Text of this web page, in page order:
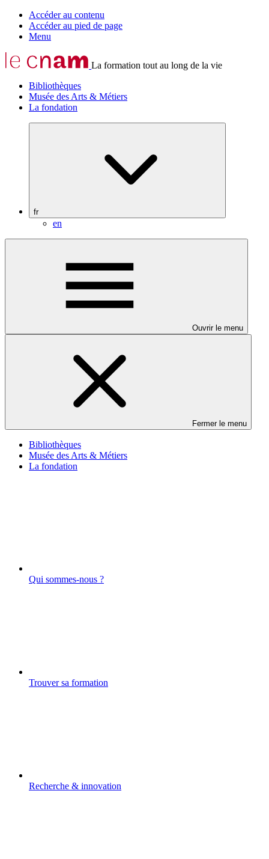
Accéder au contenu
Accéder au pied de page
Menu
La formation tout au long de la vie
Bibliothèques
Musée des Arts & Métiers
La fondation
fr
en
Ouvrir le menu
Fermer le menu
Bibliothèques
Musée des Arts & Métiers
La fondation
Qui sommes-nous ?
Trouver sa formation
Recherche & innovation